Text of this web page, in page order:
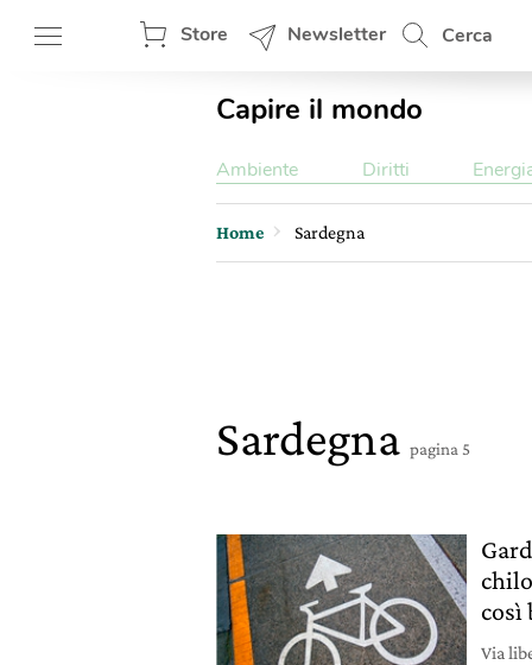
Store Newsletter Cerca
Capire il mondo
Ambiente Diritti
Home Sardegna
Sardegna pagina 5
così
Via